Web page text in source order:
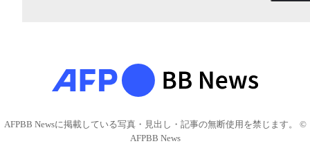
AFPBB Newsに掲載している写真・見出し・記事の無断使用を禁じます。 ©
AFPBB News